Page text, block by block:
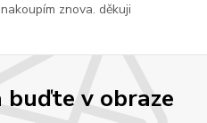
v obraze
znova. děkuji